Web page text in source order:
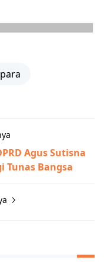
Agus Sutisna
Tunas Bangsa